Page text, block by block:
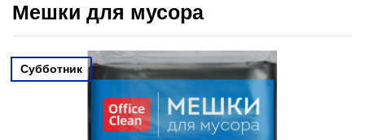
Мешки для мусора
Субботник